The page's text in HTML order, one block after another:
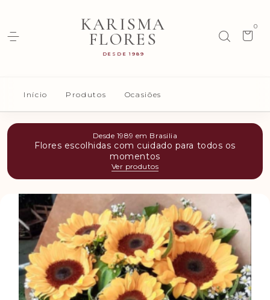
KARISMA
FLORES
DESDE 1989
0
Início Produtos Ocasiões
Desde 1989 em Brasilia
Flores escolhidas com cuidado para todos os
momentos
Ver produtos